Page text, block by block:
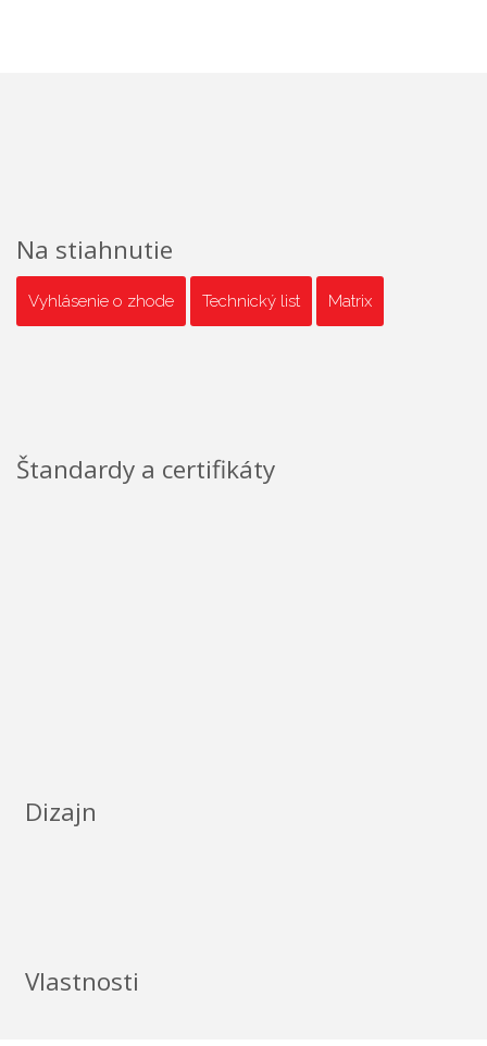
Na stiahnutie
Vyhlásenie o zhode Technický list Matrix
Štandardy a certifikáty
Dizajn
Vlastnosti